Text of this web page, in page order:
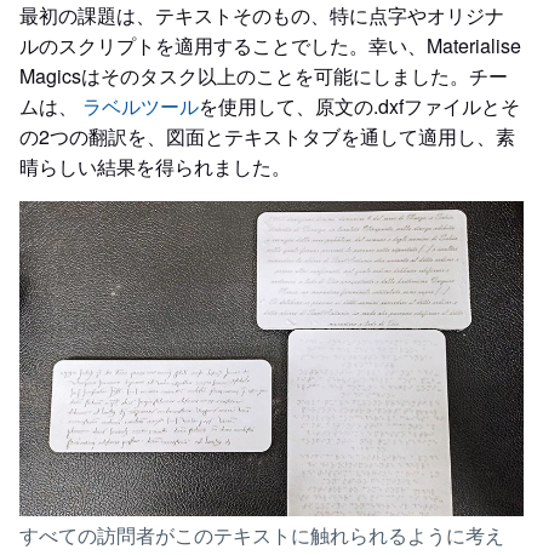
最初の課題は、テキストそのもの、特に点字やオリジナ
ルのスクリプトを適用することでした。幸い、Materialise
Magicsはそのタスク以上のことを可能にしました。チー
ムは、 ラベルツールを使用して、原文の.dxfファイルとそ
の2つの翻訳を、図面とテキストタブを通して適用し、素
晴らしい結果を得られました。
すべての訪問者がこのテキストに触れられるように考え